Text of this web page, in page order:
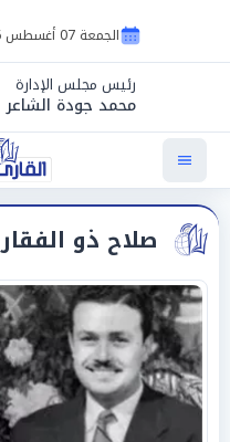
الجمعة 07 أغسطس 2026
رئيس مجلس الإدارة
محمد جودة الشاعر
صلاح ذو الفقار